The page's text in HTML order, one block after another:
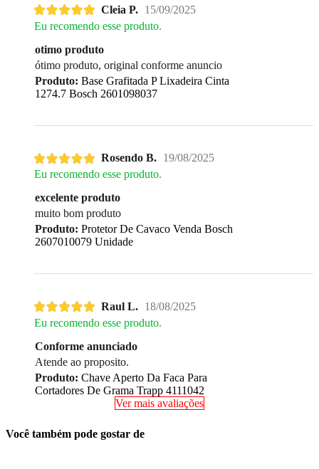
Cleia P. 15/09/2025
Eu recomendo esse produto.
otimo produto
ótimo produto, original conforme anuncio
Produto: Base Grafitada P Lixadeira Cinta
1274.7 Bosch 2601098037
Rosendo B. 19/08/2025
Eu recomendo esse produto.
excelente produto
muito bom produto
Produto: Protetor De Cavaco Venda Bosch
2607010079 Unidade
Raul L. 18/08/2025
Eu recomendo esse produto.
Conforme anunciado
Atende ao proposito.
Produto: Chave Aperto Da Faca Para
Cortadores De Grama Trapp 4111042
Ver mais avaliações
Você também pode gostar de